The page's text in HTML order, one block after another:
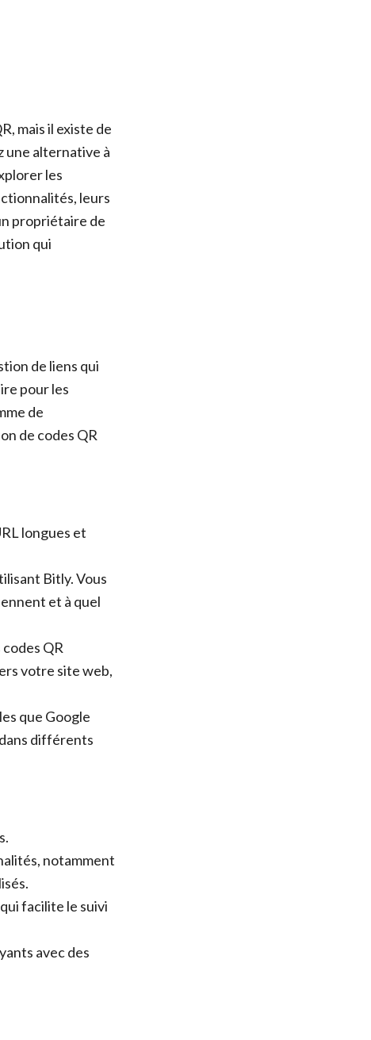
mais il existe de
une alternative à
les
leurs
propriétaire de
qui
de liens qui
pour les
de
de codes QR
longues et
Bitly. Vous
et à quel
QR
votre site web,
que Google
différents
notamment
facilite le suivi
avec des